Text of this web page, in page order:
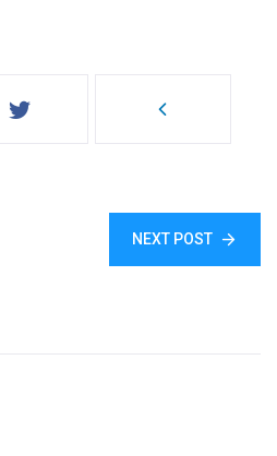
NEXT POST